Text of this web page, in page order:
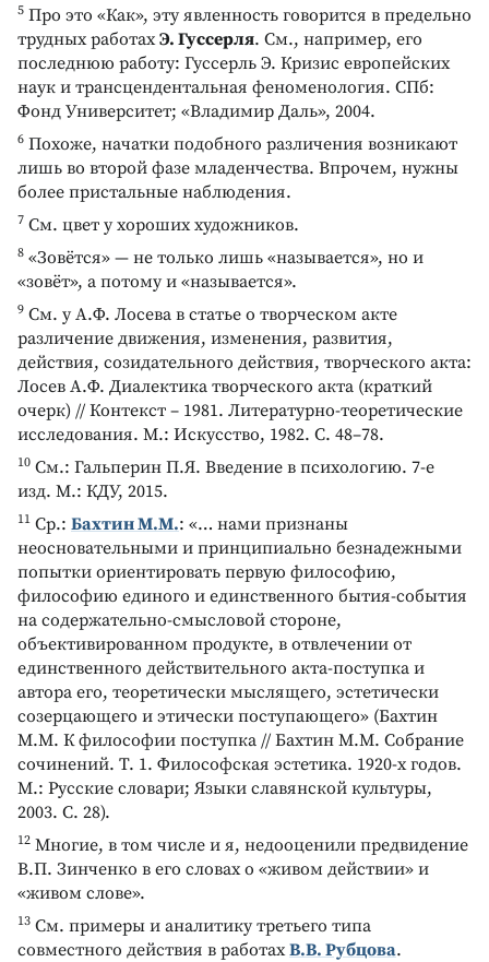
5 Про это «Как», эту явленность говорится в предельно
трудных работахЭ. Гуссерля. См., например, его
последнюю работу: Гуссерль Э. Кризис европейских
наук и трансцендентальная феноменология. СПб:
Фонд Университет; «Владимир Даль», 2004.
6 Похоже, начатки подобного различения возникают
лишь во второй фазе младенчества. Впрочем, нужны
более пристальные наблюдения.
7 См. цвет у хороших художников.
8 «Зовётся» — не только лишь «называется», но и
«зовёт», а потому и «называется».
9 См. у А.Ф. Лосева в статье о творческом акте
различение движения, изменения, развития,
действия, созидательного действия, творческого акта:
Лосев А.Ф. Диалектика творческого акта (краткий
очерк) // Контекст – 1981. Литературно-теоретические
исследования. М.: Искусство, 1982. С. 48–78.
10 См.: Гальперин П.Я. Введение в психологию. 7-е
изд. М.: КДУ, 2015.
11 Ср.: Бахтин М.М.: «… нами признаны
неосновательными и принципиально безнадежными
попытки ориентировать первую философию,
философию единого и единственного бытия-события
на содержательно-смысловой стороне,
объективированном продукте, в отвлечении от
единственного действительного акта-поступка и
автора его, теоретически мыслящего, эстетически
созерцающего и этически поступающего» (Бахтин
М.М. К философии поступка // Бахтин М.М. Собрание
сочинений. Т. 1. Философская эстетика. 1920-х годов.
М.: Русские словари; Языки славянской культуры,
2003. С. 28).
12 Многие, в том числе и я, недооценили предвидение
В.П. Зинченко в его словах о «живом действии» и
«живом слове».
13 См. примеры и аналитику третьего типа
совместного действия в работахВ.В. Рубцова.